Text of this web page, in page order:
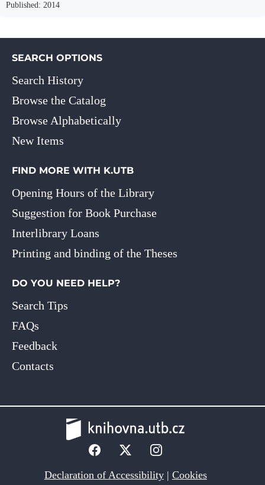
Published: 2014
SEARCH OPTIONS
Search History
Browse the Catalog
Browse Alphabetically
New Items
FIND MORE WITH K.UTB
Opening Hours of the Library
Suggestion for Book Purchase
Interlibrary Loans
Printing and binding of the Theses
DO YOU NEED HELP?
Search Tips
FAQs
Feedback
Contacts
Declaration of Accessibility| Cookies